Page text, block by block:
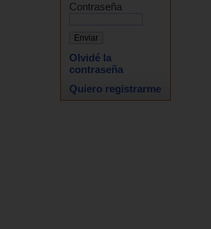
Contraseña
Olvidé la
contraseña
Quiero registrarme